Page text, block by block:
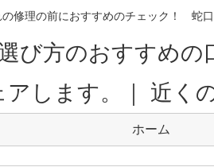
の修理の前におすすめのチェック！ 蛇
び方のおすすめ
アします。｜ 近く
ホーム